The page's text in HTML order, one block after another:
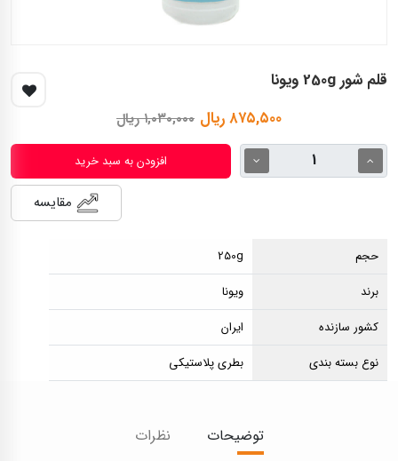
قلم شور 250g ویونا
۸۷۵,۵۰۰ ریال
۱,۰۳۰,۰۰۰ ریال
افزودن به سبد خرید
مقایسه
حجم
250g
برند
ویونا
کشور سازنده
ایران
نوع بسته بندی
بطری پلاستیکی
توضیحات نظرات